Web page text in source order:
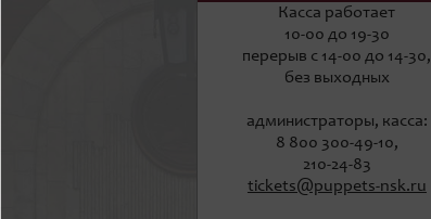
Касса работает
10-00 до 19-30
перерыв с 14-00 до 14-30,
без выходных
администраторы, касса:
8 800 300-49-10,
210-24-83
tickets@puppets-nsk.ru